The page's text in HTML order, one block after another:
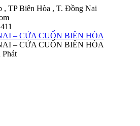
, TP Biên Hòa , T. Đồng Nai